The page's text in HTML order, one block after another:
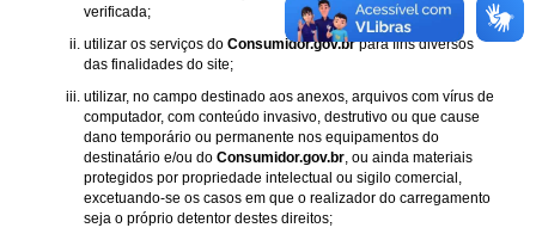
verificada;
utilizar os serviços do Consumidor.gov.brpara fins diversos
das finalidades do site;
utilizar, no campo destinado aos anexos, arquivos com vírus de
computador, com conteúdo invasivo, destrutivo ou que cause
dano temporário ou permanente nos equipamentos do
destinatário e/ou do Consumidor.gov.br , ou ainda materiais
protegidos por propriedade intelectual ou sigilo comercial,
excetuando-se os casos em que o realizador do carregamento
seja o próprio detentor destes direitos;